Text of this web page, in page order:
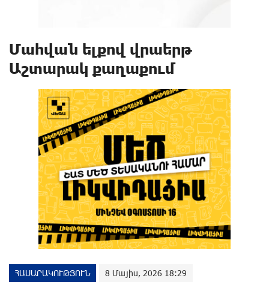
Մահվան ելքով վրաերթ
Աշտարակ քաղաքում
ՀԱՍԱՐԱԿՈՒԹՅՈՒՆ 8 Մայիս, 2026 18:29